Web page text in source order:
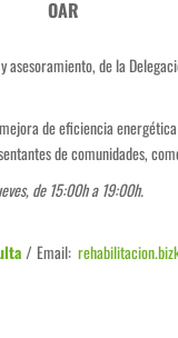
OAR
de la
de eficiencia
de comunidades,
de 15:00h a 19:00h.
/ Email: